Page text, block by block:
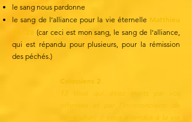
le sang nous pardonne
le sang de l’alliance pour la vie éternelle Matthieu
26, 28 (car ceci est mon sang, le sang de l’alliance,
qui est répandu pour plusieurs, pour la rémission
des péchés.)
Colossiens 2
13 Vous qui étiez morts par vos
offenses et par l’incirconcision de
votre chair, il vous a rendus à la vie